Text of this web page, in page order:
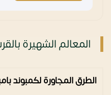
المعالم الشهيرة
الطرق المجاورة لكمبوند بامبو